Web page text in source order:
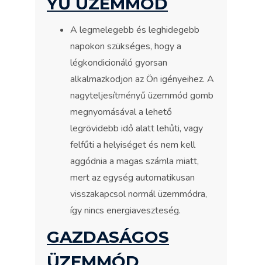
A legmelegebb és leghidegebb
napokon szükséges, hogy a
légkondicionáló gyorsan
alkalmazkodjon az Ön igényeihez. A
nagyteljesítményű üzemmód gomb
megnyomásával a lehető
legrövidebb idő alatt lehűti, vagy
felfűti a helyiséget és nem kell
aggódnia a magas számla miatt,
mert az egység automatikusan
visszakapcsol normál üzemmódra,
így nincs energiaveszteség.
GAZDASÁGOS